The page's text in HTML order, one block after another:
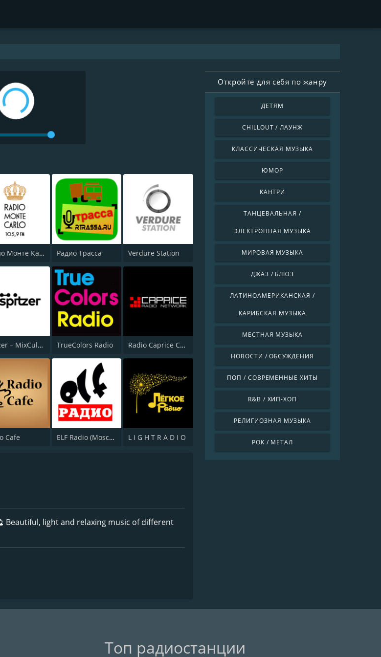
Радио Монте Карло Санкт-Петербург 105.9 FM (Monte Carlo Saint-Petersburg) Радио Трасса Verdure Station
Spitzer – MixCult Ambient Channel TrueColors Radio Radio Caprice Chill Out
Cafe ELF Radio (Moscow) L I G H T R A D I O
Beautiful, light and relaxing music of different
Откройте для себя по жанру
ДЕТЯМ
CHILLOUT / ЛАУНЖ
КЛАССИЧЕСКАЯ МУЗЫКА
ЮМОР
КАНТРИ
ТАНЦЕВАЛЬНАЯ /
ЭЛЕКТРОННАЯ МУЗЫКА
МИРОВАЯ МУЗЫКА
ДЖАЗ / БЛЮЗ
ЛАТИНОАМЕРИКАНСКАЯ /
КАРИБСКАЯ МУЗЫКА
МЕСТНАЯ МУЗЫКА
НОВОСТИ / ОБСУЖДЕНИЯ
ПОП / СОВРЕМЕННЫЕ ХИТЫ
R&B / ХИП-ХОП
РЕЛИГИОЗНАЯ МУЗЫКА
РОК / МЕТАЛ
Топ радиостанции